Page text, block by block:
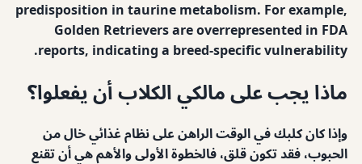
predisposition in taurine metabolism. For example,
Golden Retrievers are overrepresented in FDA
reports, indicating a breed-specific vulnerability.
ماذا يجب على مالكي الكلاب أن يفعلوا؟
وإذا كان كلبك في الوقت الراهن على نظام غذائي خال من
الحبوب، فقد تكون قلق، فالخطوة الأولى والأهم هي أن تقنع